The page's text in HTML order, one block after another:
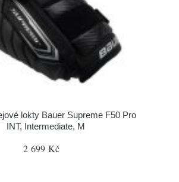
lokty Bauer Supreme F50 Pro
INT, Intermediate, M
2 699 Kč